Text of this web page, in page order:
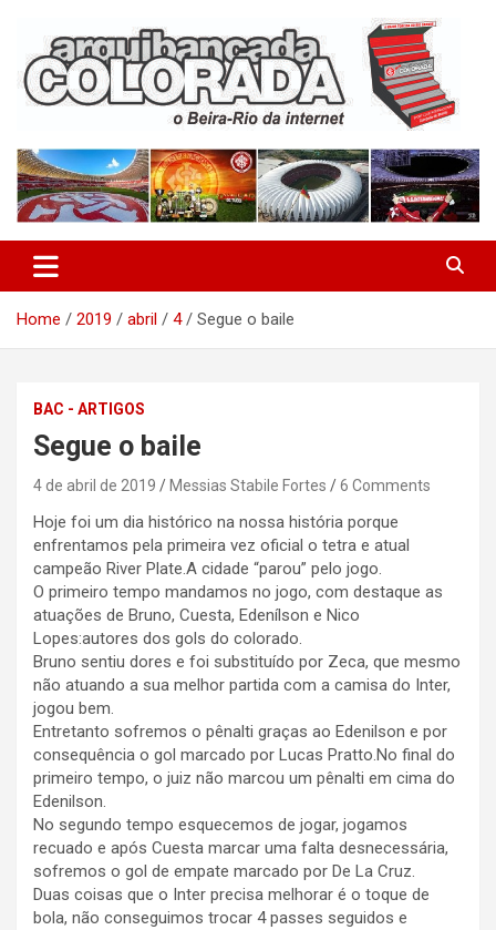
content
Arquibancada Colorada
Home 2019 abril 4 Segue o baile
BAC - ARTIGOS
Segue o baile
4 de abril de 2019 Messias Stabile Fortes 6 Comments
Hoje foi um dia histórico na nossa história porque
enfrentamos pela primeira vez oficial o tetra e atual
campeão River Plate.A cidade “parou” pelo jogo.
O primeiro tempo mandamos no jogo, com destaque as
atuações de Bruno, Cuesta, Edenílson e Nico
Lopes:autores dos gols do colorado.
Bruno sentiu dores e foi substituído por Zeca, que mesmo
não atuando a sua melhor partida com a camisa do Inter,
jogou bem.
Entretanto sofremos o pênalti graças ao Edenilson e por
consequência o gol marcado por Lucas Pratto.No final do
primeiro tempo, o juiz não marcou um pênalti em cima do
Edenilson.
No segundo tempo esquecemos de jogar, jogamos
recuado e após Cuesta marcar uma falta desnecessária,
sofremos o gol de empate marcado por De La Cruz.
Duas coisas que o Inter precisa melhorar é o toque de
bola, não conseguimos trocar 4 passes seguidos e